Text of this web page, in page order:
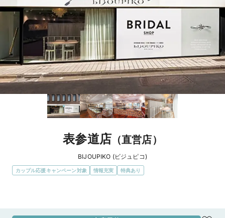
表参道店 （直営店）
BIJOUPIKO (ビジュピコ)
カップル応援キャンペーン対象 情報充実 特典あり